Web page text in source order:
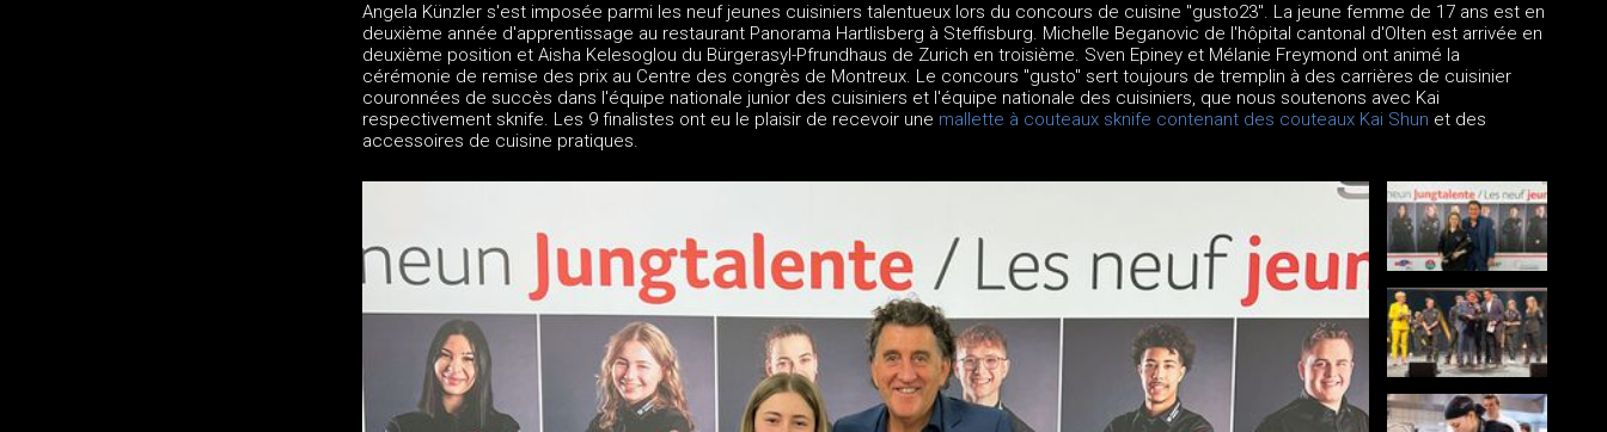
Angela Künzler s'est imposée parmi les neuf jeunes cuisiniers talentueux lors du concours de cuisine "gusto23". La jeune femme de 17 ans est en
deuxième année d'apprentissage au restaurant Panorama Hartlisberg à Steffisburg. Michelle Beganovic de l'hôpital cantonal d'Olten est arrivée en
deuxième position et Aisha Kelesoglou du Bürgerasyl-Pfrundhaus de Zurich en troisième. Sven Epiney et Mélanie Freymond ont animé la
cérémonie de remise des prix au Centre des congrès de Montreux. Le concours "gusto" sert toujours de tremplin à des carrières de cuisinier
couronnées de succès dans l'équipe nationale junior des cuisiniers et l'équipe nationale des cuisiniers, que nous soutenons avec Kai
respectivement sknife. Les 9 finalistes ont eu le plaisir de recevoir une mallette à couteaux sknife contenant des couteaux Kai Shun et des
accessoires de cuisine pratiques.